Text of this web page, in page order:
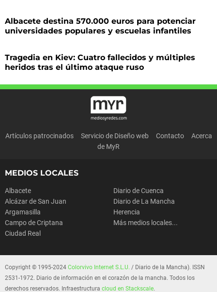
Albacete destina 570.000 euros para potenciar
universidades populares y escuelas infantiles
Tragedia en Kiev: Cuatro fallecidos y múltiples
heridos tras el último ataque ruso
Artículos patrocinados Servicio de Diseño web Contacto
Acerca
de MyR
MEDIOS LOCALES
Albacete
Alcázar de San Juan
Argamasilla
Campo de Criptana
Ciudad Real
Diario de Cuenca
Diario de La Mancha
Herencia
Más medios locales...
Copyright © 1995-2024 Colorvivo Internet S.L.U. / Diario de la Mancha). ISSN
2531-1972. Diario de información en el corazón de la mancha. Todos los
derechos reservados. Infraestructura cloud en Stackscale.